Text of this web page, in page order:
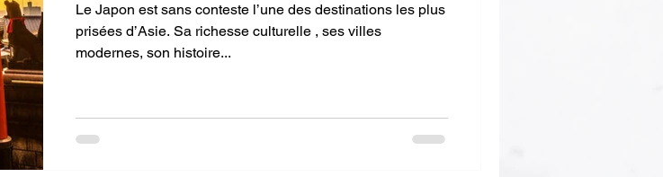
Le Japon est sans conteste l’une des destinations les plus
prisées d’Asie. Sa richesse culturelle , ses villes
modernes, son histoire...